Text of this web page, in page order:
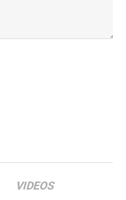
VIDEOS